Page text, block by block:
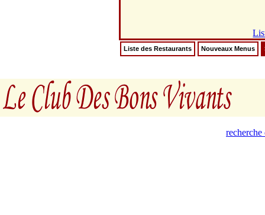
Liste des Restaurants Nouveaux Menus
recherche